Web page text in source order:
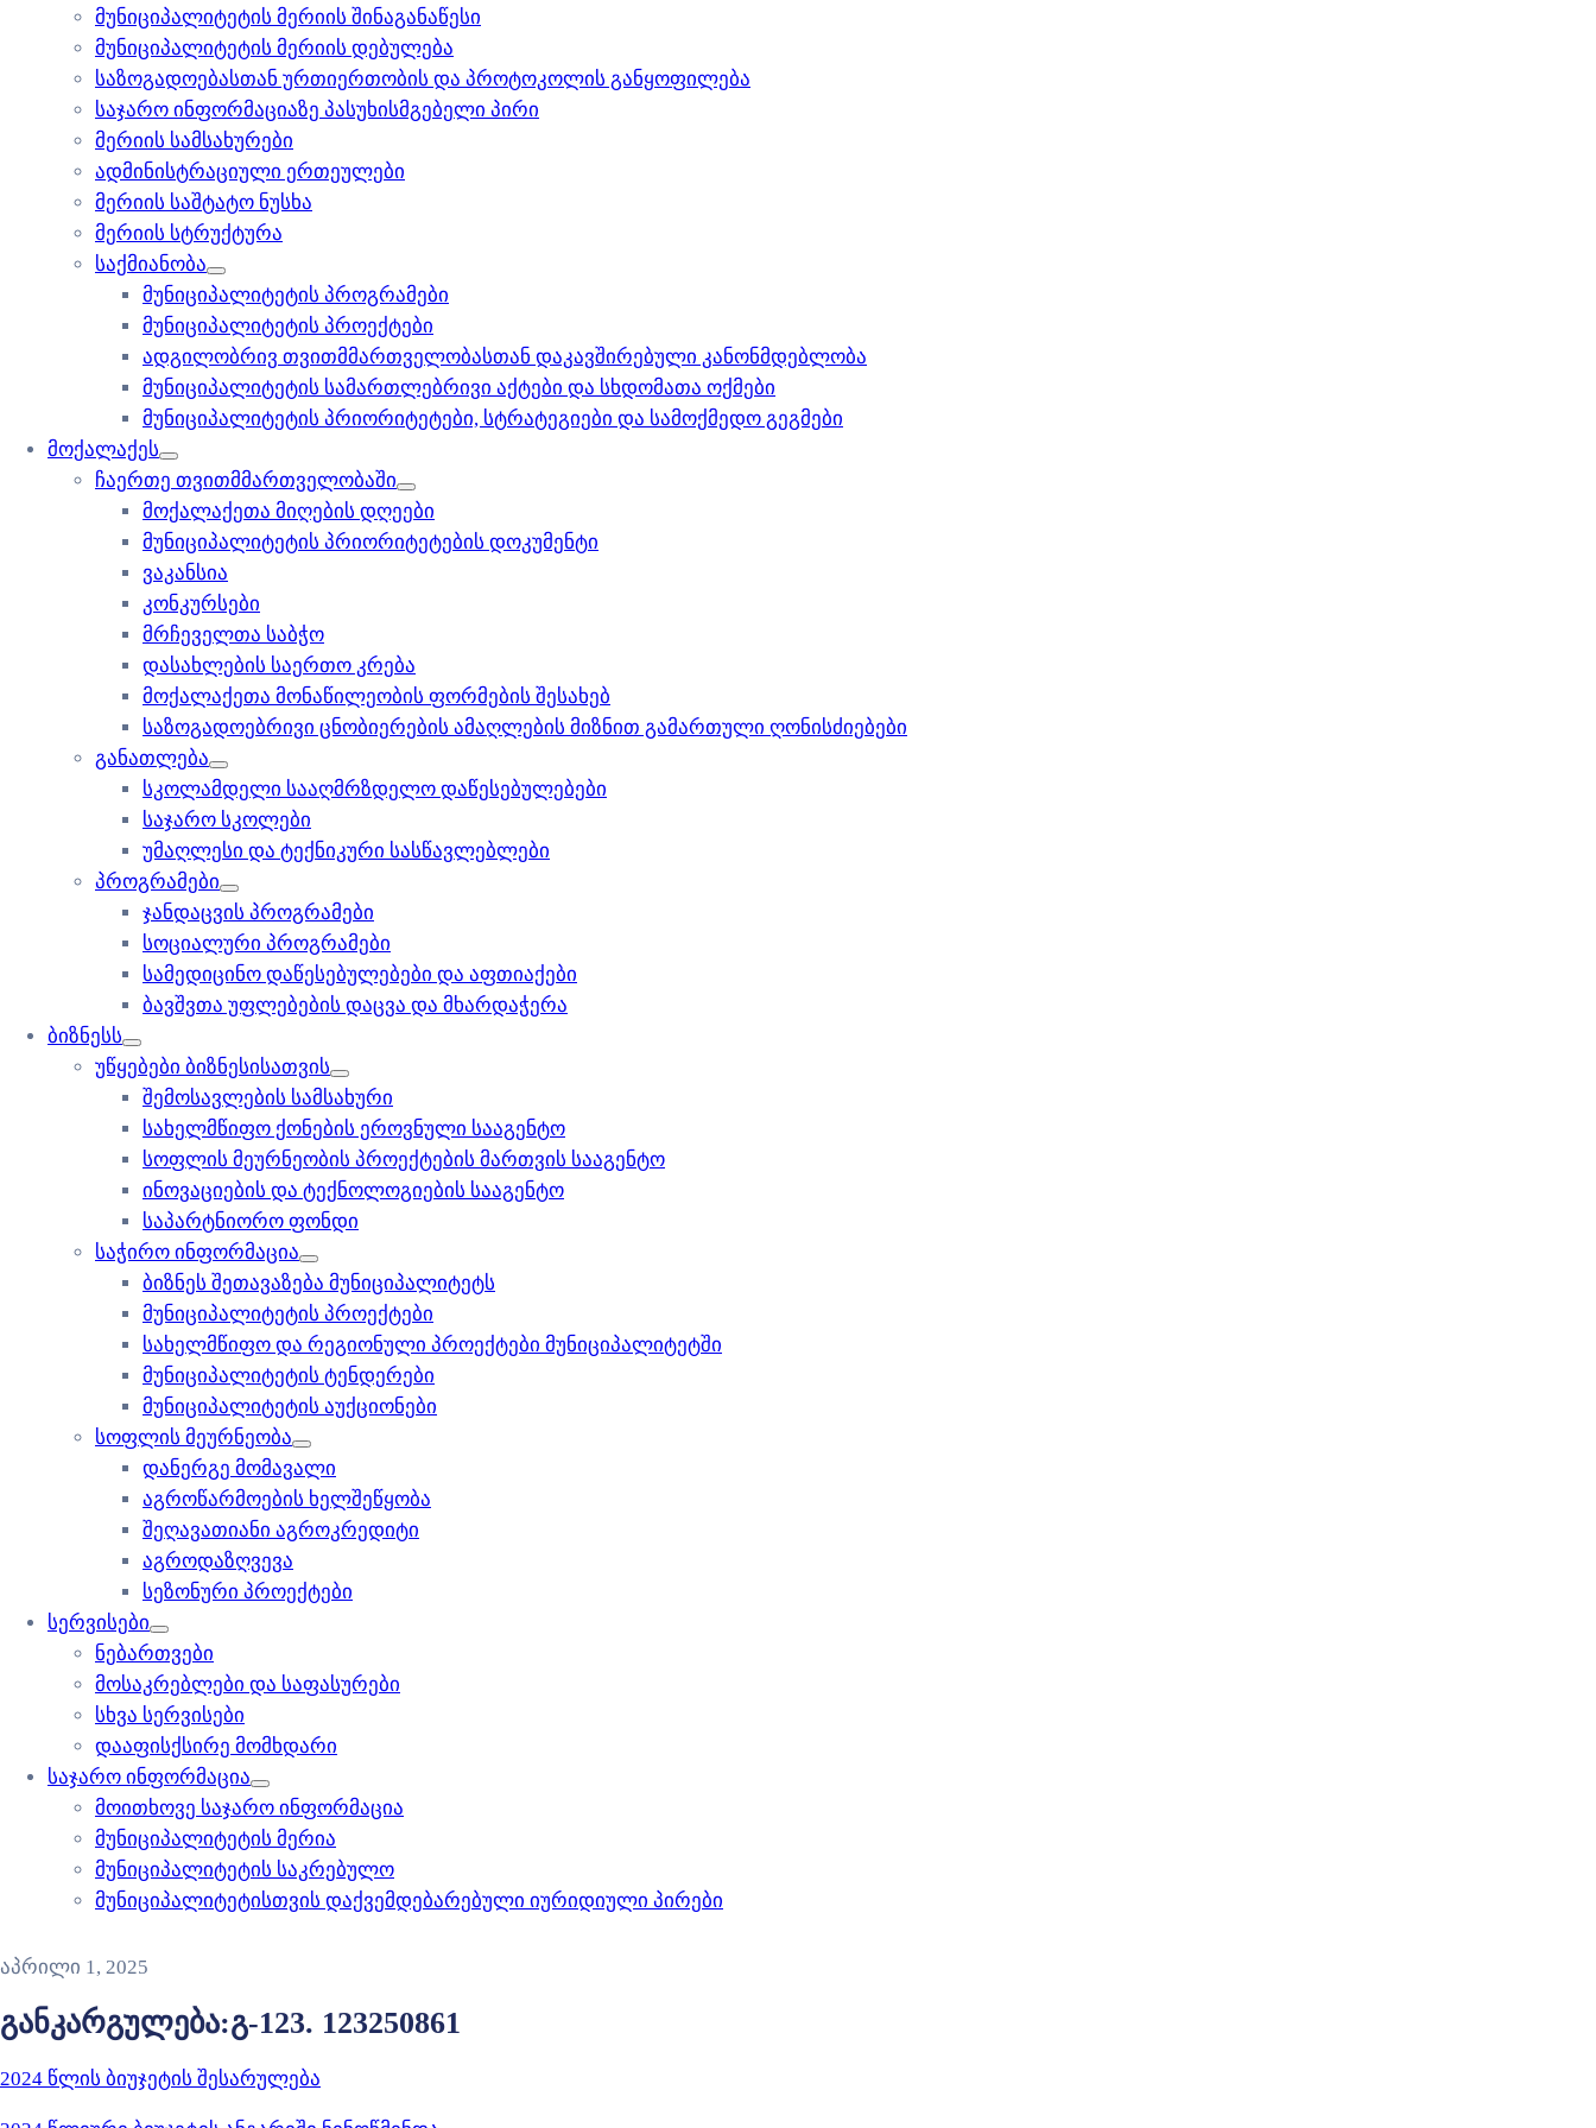
მუნიციპალიტეტის მერიის შინაგანაწესი
მუნიციპალიტეტის მერიის დებულება
საზოგადოებასთან ურთიერთობის და პროტოკოლის განყოფილება
საჯარო ინფორმაციაზე პასუხისმგებელი პირი
მერიის სამსახურები
ადმინისტრაციული ერთეულები
მერიის საშტატო ნუსხა
მერიის სტრუქტურა
საქმიანობა
მუნიციპალიტეტის პროგრამები
მუნიციპალიტეტის პროექტები
ადგილობრივ თვითმმართველობასთან დაკავშირებული კანონმდებლობა
მუნიციპალიტეტის სამართლებრივი აქტები და სხდომათა ოქმები
მუნიციპალიტეტის პრიორიტეტები, სტრატეგიები და სამოქმედო გეგმები
მოქალაქეს
ჩაერთე თვითმმართველობაში
მოქალაქეთა მიღების დღეები
მუნიციპალიტეტის პრიორიტეტების დოკუმენტი
ვაკანსია
კონკურსები
მრჩეველთა საბჭო
დასახლების საერთო კრება
მოქალაქეთა მონაწილეობის ფორმების შესახებ
საზოგადოებრივი ცნობიერების ამაღლების მიზნით გამართული ღონისძიებები
განათლება
სკოლამდელი სააღმრზდელო დაწესებულებები
საჯარო სკოლები
უმაღლესი და ტექნიკური სასწავლებლები
პროგრამები
ჯანდაცვის პროგრამები
სოციალური პროგრამები
სამედიცინო დაწესებულებები და აფთიაქები
ბავშვთა უფლებების დაცვა და მხარდაჭერა
ბიზნესს
უწყებები ბიზნესისათვის
შემოსავლების სამსახური
სახელმწიფო ქონების ეროვნული სააგენტო
სოფლის მეურნეობის პროექტების მართვის სააგენტო
ინოვაციების და ტექნოლოგიების სააგენტო
საპარტნიორო ფონდი
საჭირო ინფორმაცია
ბიზნეს შეთავაზება მუნიციპალიტეტს
მუნიციპალიტეტის პროექტები
სახელმწიფო და რეგიონული პროექტები მუნიციპალიტეტში
მუნიციპალიტეტის ტენდერები
მუნიციპალიტეტის აუქციონები
სოფლის მეურნეობა
დანერგე მომავალი
აგროწარმოების ხელშეწყობა
შეღავათიანი აგროკრედიტი
აგროდაზღვევა
სეზონური პროექტები
სერვისები
ნებართვები
მოსაკრებლები და საფასურები
სხვა სერვისები
დააფისქსირე მომხდარი
საჯარო ინფორმაცია
მოითხოვე საჯარო ინფორმაცია
მუნიციპალიტეტის მერია
მუნიციპალიტეტის საკრებულო
მუნიციპალიტეტისთვის დაქვემდებარებული იურიდიული პირები
აპრილი 1, 2025
განკარგულება:გ-123. 123250861
2024 წლის ბიუჯეტის შესარულება